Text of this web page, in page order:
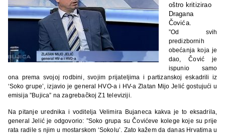
oštro kritizirao
Dragana
Čovića.
”Od svih
predizbornih
obećanja koja je
dao, Čović je
ispunio samo
ona prema svojoj rodbini, svojim prijateljima i partizanskoj eskadrili iz
‘Soko grupe’, izjavio je general HVO-a i HV-a Zlatan Mijo Jelić gostujući u
emisija ”Bujica” na zagrebačkoj Z1 televiziji.
Na pitanje urednika i voditelja Velimira Bujaneca kakva je to eksadrila,
general Jelić je odgovorio: ”Soko grupa su Čovićeve kolege koje su prije
rata radile s njim u mostarskom ‘Sokolu’. Zato kažem da danas Hrvatima u